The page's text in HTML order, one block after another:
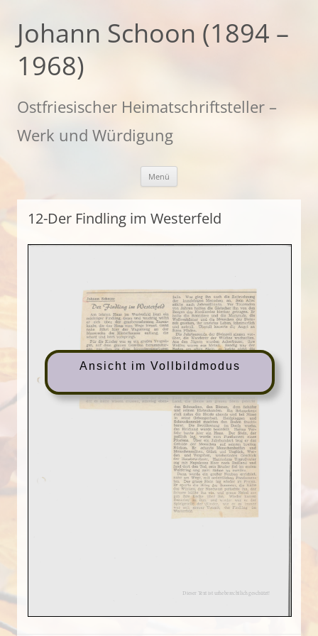
springen
Johann Schoon (1894 –
1968)
Ostfriesischer Heimatschriftsteller –
Werk und Würdigung
Menü
12-Der Findling im Westerfeld
Ansicht im Vollbildmodus